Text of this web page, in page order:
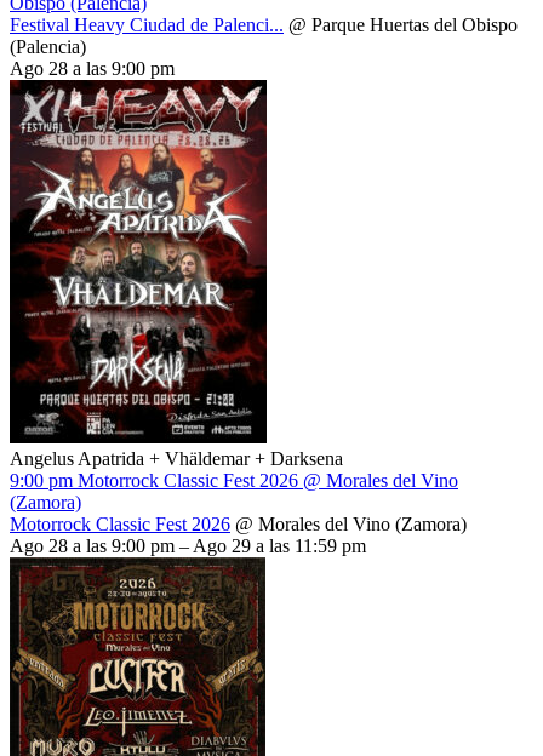
Festival Heavy Ciudad de Palenci... @ Parque Huertas del Obispo
(Palencia)
Ago 28 a las 9:00 pm
Angelus Apatrida + Vhäldemar + Darksena
9:00 pm Motorrock Classic Fest 2026 @ Morales del Vino
(Zamora)
Motorrock Classic Fest 2026 @ Morales del Vino (Zamora)
Ago 28 a las 9:00 pm – Ago 29 a las 11:59 pm